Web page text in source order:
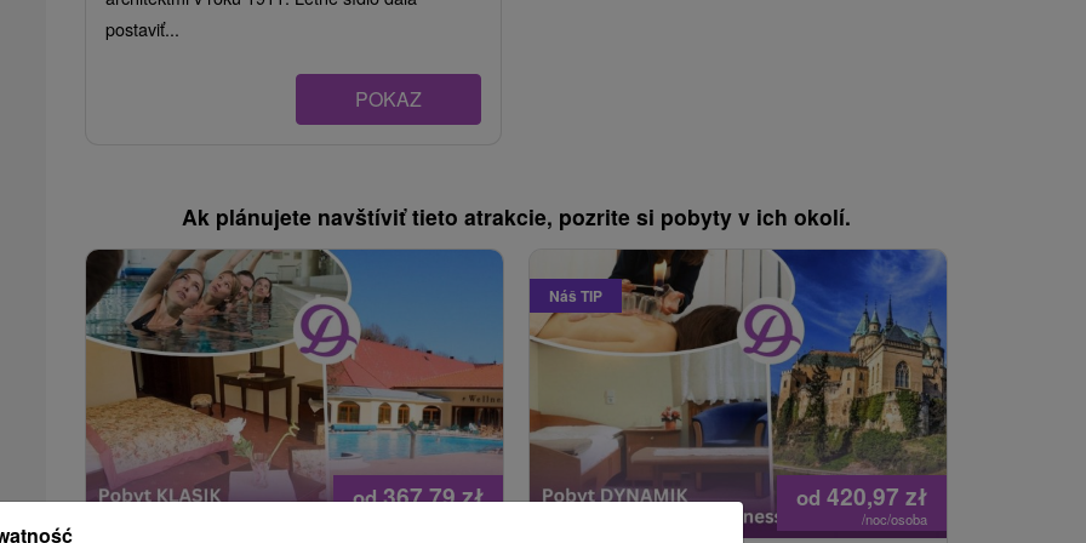
postaviť...
POKAZ
Ak plánujete navštíviť tieto atrakcie, pozrite si pobyty v ich okolí.
od367,79zł
Náš TIP
od 420,97 zł
/noc/osoba